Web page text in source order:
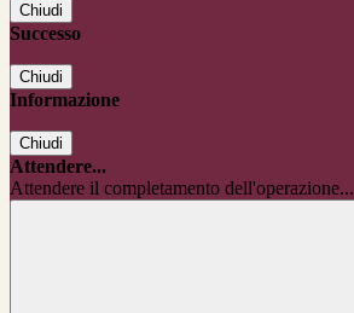
Chiudi
Successo
Chiudi
Informazione
Chiudi
Attendere...
Attendere il completamento dell'operazione...